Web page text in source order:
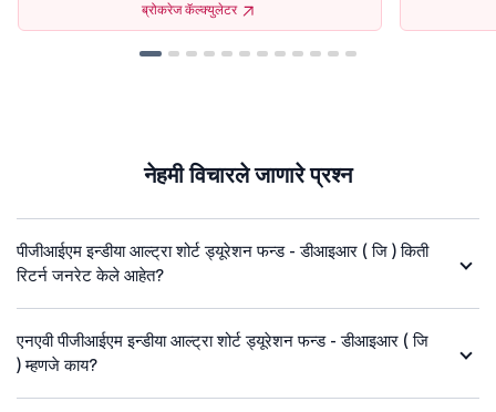
ब्रोकरेज कॅल्क्युलेटर
नेहमी विचारले जाणारे प्रश्न
पीजीआईएम इन्डीया आल्ट्रा शोर्ट ड्यूरेशन फन्ड - डीआइआर ( जि ) किती
रिटर्न जनरेट केले आहेत?
एनएवी पीजीआईएम इन्डीया आल्ट्रा शोर्ट ड्यूरेशन फन्ड - डीआइआर ( जि
) म्हणजे काय?